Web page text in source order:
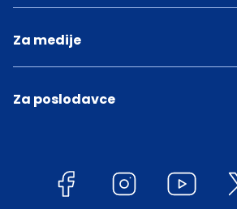
Za medije
Za poslodavce